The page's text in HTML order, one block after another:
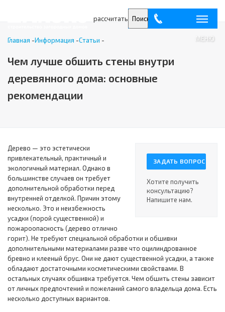
рассчитать
МЕНЮ
Поиск
Главная -Информация -Статьи -
Чем лучше обшить стены внутри
деревянного дома: основные
рекомендации
ЗАДАТЬ ВОПРОС
Хотите получить
консультацию?
Напишите нам.
Дерево — это эстетически
привлекательный, практичный и
экологичный материал. Однако в
большинстве случаев он требует
дополнительной обработки перед
внутренней отделкой. Причин этому
несколько. Это и неизбежность
усадки (порой существенной) и
пожароопасность (дерево отлично
горит). Не требуют специальной обработки и обшивки
дополнительными материалами разве что оцилиндрованное
бревно и клееный брус. Они не дают существенной усадки, а также
обладают достаточными косметическими свойствами. В
остальных случаях обшивка требуется. Чем обшить стены зависит
от личных предпочтений и пожеланий самого владельца дома. Есть
несколько доступных вариантов.